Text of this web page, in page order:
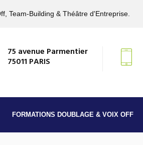
Team-Building & Théâtre d'Entreprise.
75 avenue Parmentier
75011 PARIS
FORMATIONS DOUBLAGE & VOIX OFF